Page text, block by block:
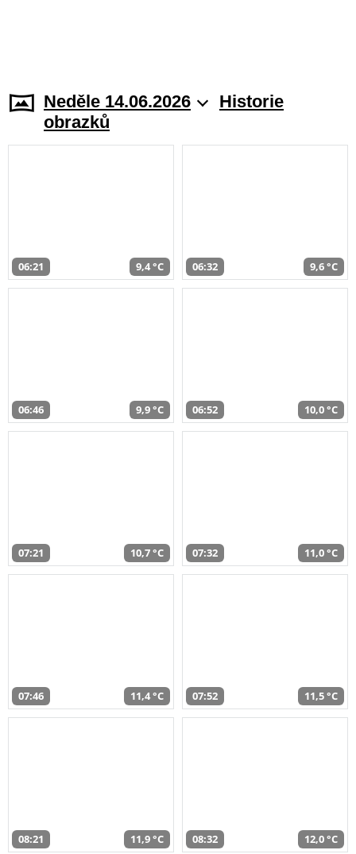
Neděle 14.06.2026
Historie
obrazků
06:21 9,4 °C 06:32 9,6 °C
06:46 9,9 °C 06:52 10,0 °C
07:21 10,7 °C 07:32 11,0 °C
07:46 11,4 °C 07:52 11,5 °C
08:21 11,9 °C 08:32 12,0 °C